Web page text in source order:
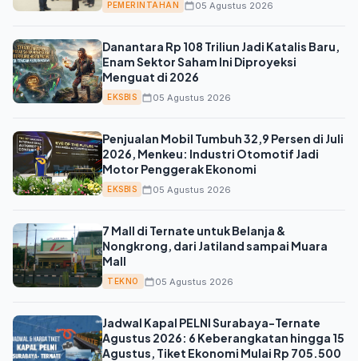
PEMERINTAHAN 05 Agustus 2026
Danantara Rp 108 Triliun Jadi Katalis Baru,
Enam Sektor Saham Ini Diproyeksi
Menguat di 2026
EKSBIS 05 Agustus 2026
Penjualan Mobil Tumbuh 32,9 Persen di Juli
2026, Menkeu: Industri Otomotif Jadi
Motor Penggerak Ekonomi
EKSBIS 05 Agustus 2026
7 Mall di Ternate untuk Belanja &
Nongkrong, dari Jatiland sampai Muara
Mall
TEKNO 05 Agustus 2026
Jadwal Kapal PELNI Surabaya-Ternate
Agustus 2026: 6 Keberangkatan hingga 15
Agustus, Tiket Ekonomi Mulai Rp 705.500